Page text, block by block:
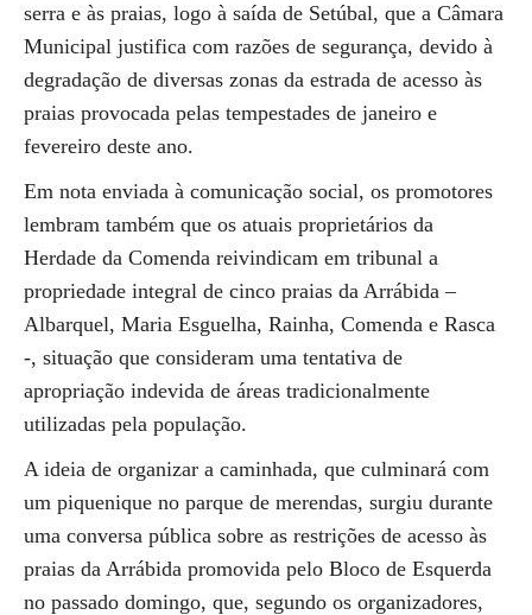
serra e às praias, logo à saída de Setúbal, que a Câmara
Municipal justifica com razões de segurança, devido à
degradação de diversas zonas da estrada de acesso às
praias provocada pelas tempestades de janeiro e
fevereiro deste ano.
Em nota enviada à comunicação social, os promotores
lembram também que os atuais proprietários da
Herdade da Comenda reivindicam em tribunal a
propriedade integral de cinco praias da Arrábida –
Albarquel, Maria Esguelha, Rainha, Comenda e Rasca
-, situação que consideram uma tentativa de
apropriação indevida de áreas tradicionalmente
utilizadas pela população.
A ideia de organizar a caminhada, que culminará com
um piquenique no parque de merendas, surgiu durante
uma conversa pública sobre as restrições de acesso às
praias da Arrábida promovida pelo Bloco de Esquerda
no passado domingo, que, segundo os organizadores,